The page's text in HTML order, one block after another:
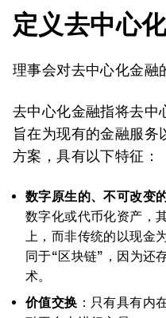
定义去中心
理事会对去中心化金融
去中心化金融指将去中
旨在为现有的金融服务
方案，具有以下特征：
数字原生的、不可改变
数字化或代币化资产，
上，而非传统的以现金
同于“区块链”，因为还
术。
价值交换 ：只有具有内